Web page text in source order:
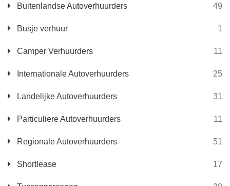
Buitenlandse Autoverhuurders 49
Busje verhuur 1
Camper Verhuurders 11
Internationale Autoverhuurders 25
Landelijke Autoverhuurders 31
Particuliere Autoverhuurders 11
Regionale Autoverhuurders 51
Shortlease 17